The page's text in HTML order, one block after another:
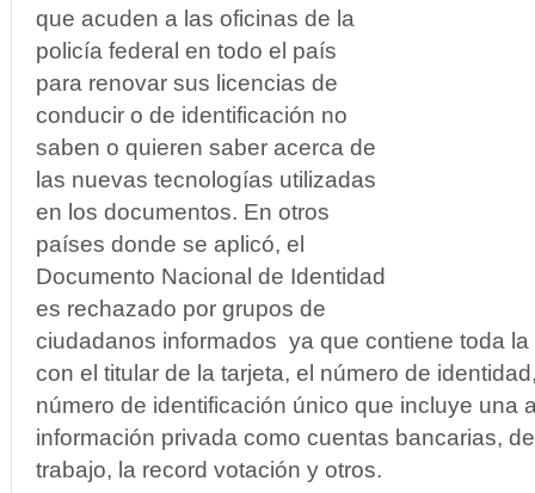
que acuden a las oficinas de la
policía federal en todo el país
para renovar sus licencias de
conducir o de identificación no
saben o quieren saber acerca de
las nuevas tecnologías utilizadas
en los documentos. En otros
países donde se aplicó, el
Documento Nacional de Identidad
es rechazado por grupos de
ciudadanos informados ya que contiene toda
con el titular de la tarjeta, el número de
número de identificación único que incluye una
información privada como cuentas bancarias,
trabajo, la record votación y otros.